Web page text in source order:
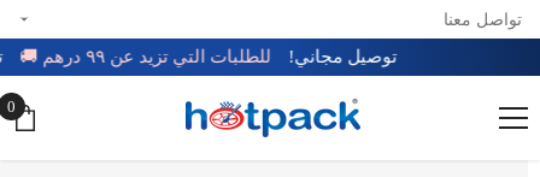
تخطي إلى المحتوى
تواصل معنا
توصيل مجاني! للطلبات التي تزيد عن ٩٩ درهم 🚚
0
0